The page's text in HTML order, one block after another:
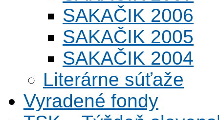
SAKAČIK 2006
SAKAČIK 2005
SAKAČIK 2004
Literárne súťaže
Vyradené fondy